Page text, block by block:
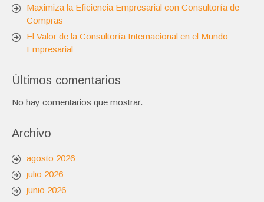
Maximiza la Eficiencia Empresarial con Consultoría de
Compras
El Valor de la Consultoría Internacional en el Mundo
Empresarial
Últimos comentarios
No hay comentarios que mostrar.
Archivo
agosto 2026
julio 2026
junio 2026